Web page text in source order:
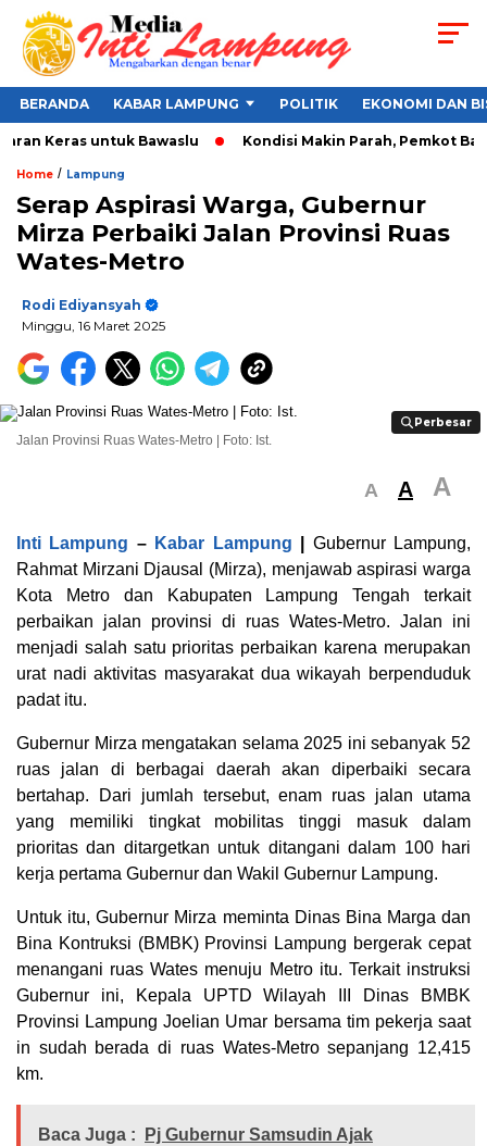
BERANDA KABAR LAMPUNG POLITIK EKONOMI DAN
Keras untuk Bawaslu Kondisi Makin Parah, Pemkot
Home / Lampung
Serap Aspirasi Warga, Gubernur
Mirza Perbaiki Jalan Provinsi Ruas
Wates-Metro
Rodi Ediyansyah
Minggu, 16 Maret 2025
Perbesar
Perbesar
Jalan Provinsi Ruas Wates-Metro | Foto: Ist.
A A A
Inti Lampung – Kabar Lampung
Gubernur Lampung,
Rahmat Mirzani Djausal (Mirza), menjawab aspirasi warga
Kota Metro dan Kabupaten Lampung Tengah terkait
perbaikan jalan provinsi di ruas Wates-Metro. Jalan ini
menjadi salah satu prioritas perbaikan karena merupakan
urat nadi aktivitas masyarakat dua wikayah berpenduduk
padat itu.
Gubernur Mirza mengatakan selama 2025 ini sebanyak 52
ruas jalan di berbagai daerah akan diperbaiki secara
bertahap. Dari jumlah tersebut, enam ruas jalan utama
yang memiliki tingkat mobilitas tinggi masuk dalam
prioritas dan ditargetkan untuk ditangani dalam 100 hari
kerja pertama Gubernur dan Wakil Gubernur Lampung.
Untuk itu, Gubernur Mirza meminta Dinas Bina Marga dan
Bina Kontruksi (BMBK) Provinsi Lampung bergerak cepat
menangani ruas Wates menuju Metro itu. Terkait instruksi
Gubernur ini, Kepala UPTD Wilayah III Dinas BMBK
Provinsi Lampung Joelian Umar bersama tim pekerja saat
in sudah berada di ruas Wates-Metro sepanjang 12,415
km.
Baca Juga :
Pj Gubernur Samsudin Ajak